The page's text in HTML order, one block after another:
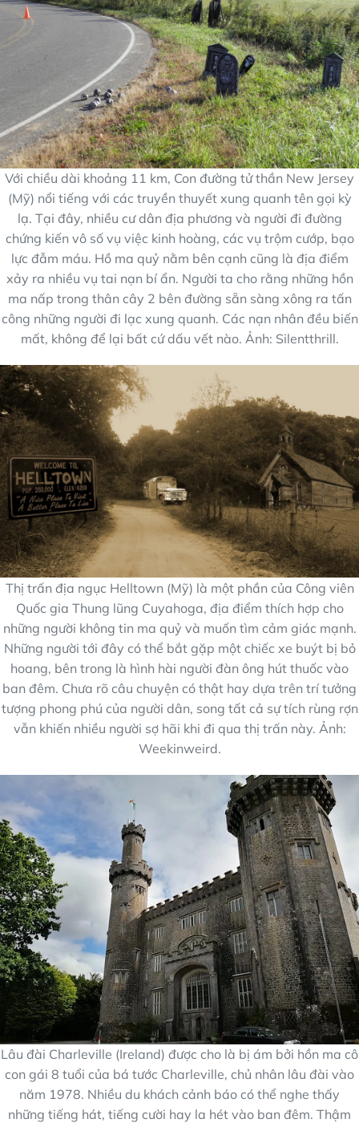
Với chiều dài khoảng 11 km, Con đường tử thần New Jersey
(Mỹ) nổi tiếng với các truyền thuyết xung quanh tên gọi kỳ
lạ. Tại đây, nhiều cư dân địa phương và người đi đường
chứng kiến vô số vụ việc kinh hoàng, các vụ trộm cướp, bạo
lực đẫm máu. Hồ ma quỷ nằm bên cạnh cũng là địa điểm
xảy ra nhiều vụ tai nạn bí ẩn. Người ta cho rằng những hồn
ma nấp trong thân cây 2 bên đường sẵn sàng xông ra tấn
công những người đi lạc xung quanh. Các nạn nhân đều biến
mất, không để lại bất cứ dấu vết nào. Ảnh: Silentthrill.
Thị trấn địa ngục Helltown (Mỹ) là một phần của Công viên
Quốc gia Thung lũng Cuyahoga, địa điểm thích hợp cho
những người không tin ma quỷ và muốn tìm cảm giác mạnh.
Những người tới đây có thể bắt gặp một chiếc xe buýt bị bỏ
hoang, bên trong là hình hài người đàn ông hút thuốc vào
ban đêm. Chưa rõ câu chuyện có thật hay dựa trên trí tưởng
tượng phong phú của người dân, song tất cả sự tích rùng rợn
vẫn khiến nhiều người sợ hãi khi đi qua thị trấn này. Ảnh:
Weekinweird.
Lâu đài Charleville (Ireland) được cho là bị ám bởi hồn ma cô
con gái 8 tuổi của bá tước Charleville, chủ nhân lâu đài vào
năm 1978. Nhiều du khách cảnh báo có thể nghe thấy
những tiếng hát, tiếng cười hay la hét vào ban đêm. Thậm